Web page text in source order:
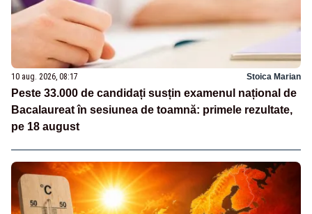
10 aug. 2026, 08:17 Stoica Marian
Peste 33.000 de candidați susțin examenul național de
Bacalaureat în sesiunea de toamnă: primele rezultate,
pe 18 august